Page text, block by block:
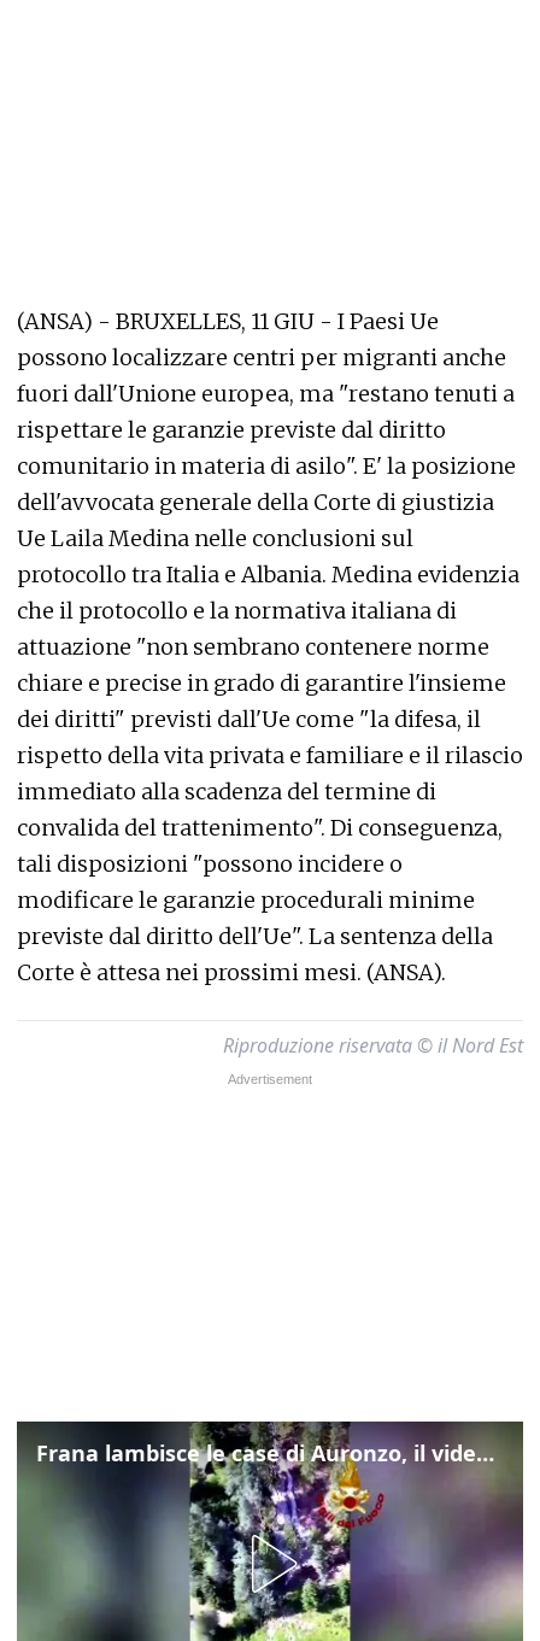
(ANSA) - BRUXELLES, 11 GIU - I Paesi Ue
possono localizzare centri per migranti anche
fuori dall'Unione europea, ma "restano tenuti a
rispettare le garanzie previste dal diritto
comunitario in materia di asilo". E' la posizione
dell'avvocata generale della Corte di giustizia
Ue Laila Medina nelle conclusioni sul
protocollo tra Italia e Albania. Medina evidenzia
che il protocollo e la normativa italiana di
attuazione "non sembrano contenere norme
chiare e precise in grado di garantire l'insieme
dei diritti" previsti dall'Ue come "la difesa, il
rispetto della vita privata e familiare e il rilascio
immediato alla scadenza del termine di
convalida del trattenimento". Di conseguenza,
tali disposizioni "possono incidere o
modificare le garanzie procedurali minime
previste dal diritto dell'Ue". La sentenza della
Corte è attesa nei prossimi mesi. (ANSA).
Riproduzione riservata © il Nord Est
Frana lambisce le case di Auronzo, il video dall'elicottero dei vigili del fuoco